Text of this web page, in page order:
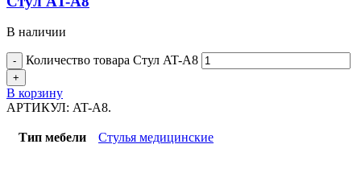
В наличии
Количество товара Стул AT-A8
В корзину
АРТИКУЛ: AT-A8.
Тип мебели Стулья медицинские